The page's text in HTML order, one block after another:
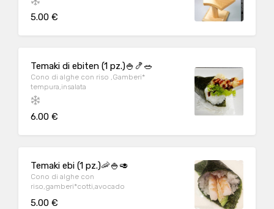
5.00 €
Temaki di ebiten (1 pz.)🍚🍤🥗
Cono di alghe con riso ,Gamberi*
tempura,insalata
6.00 €
Temaki ebi (1 pz.)🦐🍚🥑
Cono di alghe con
riso,gamberi*cotti,avocado
5.00 €